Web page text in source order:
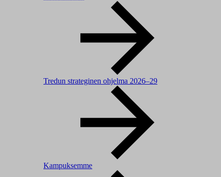
Tredun strateginen ohjelma 2026–29
Kampuksemme